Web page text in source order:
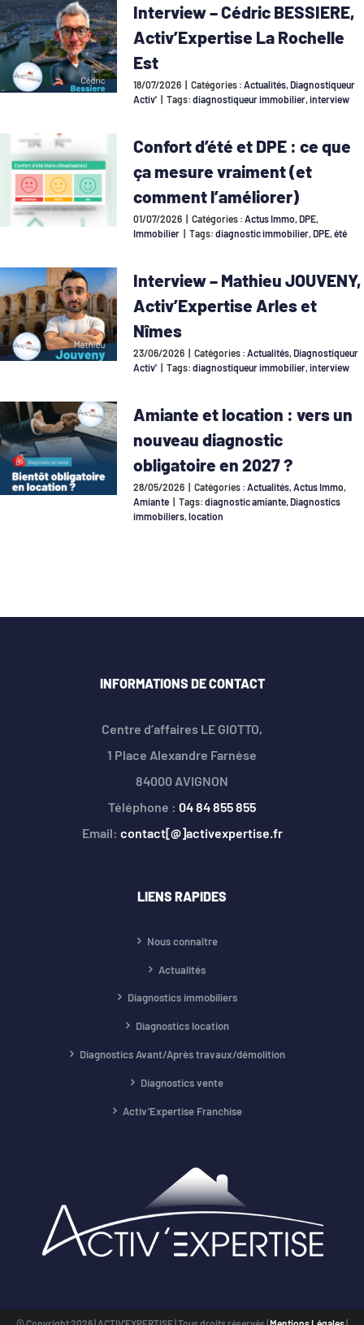
Interview – Cédric BESSIERE,
Activ’Expertise La Rochelle
Est
18/07/2026 | Catégories : Actualités,Diagnostiqueur
Activ' | Tags: diagnostiqueur immobilier,interview
Confort d’été et DPE : ce que
ça mesure vraiment (et
comment l’améliorer)
01/07/2026 | Catégories : Actus Immo,DPE,
Immobilier | Tags: diagnostic immobilier,DPE,été
Interview – Mathieu JOUVENY,
Activ’Expertise Arles et
Nîmes
23/06/2026 | Catégories : Actualités,Diagnostiqueur
Activ' | Tags: diagnostiqueur immobilier,interview
Amiante et location : vers un
nouveau diagnostic
obligatoire en 2027 ?
28/05/2026 | Catégories : Actualités,Actus Immo,
Amiante | Tags: diagnostic amiante,Diagnostics
immobiliers,location
INFORMATIONS DE CONTACT
Centre d’affaires LE GIOTTO,
1 Place Alexandre Farnése
84000 AVIGNON
Téléphone : 04 84 855 855
Email: contact[@]activexpertise.fr
LIENS RAPIDES
Nous connaître
Actualités
Diagnostics immobiliers
Diagnostics location
Diagnostics Avant/Après travaux/démolition
Diagnostics vente
Activ’Expertise Franchise